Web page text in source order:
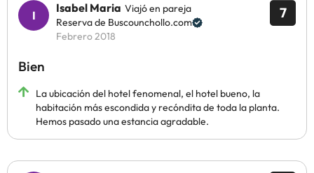
7
Isabel Maria Viajó en pareja
Reserva de Buscounchollo.com
Febrero 2018
Bien
La ubicación del hotel fenomenal, el hotel bueno, la
habitación más escondida y recóndita de toda la planta.
Hemos pasado una estancia agradable.